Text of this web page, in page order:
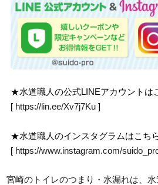
★水道職人の公式LINEアカウントは
[ https://lin.ee/Xv7j7Ku ]
★水道職人のインスタグラムはこち
[ https://www.instagram.com/
宮崎のトイレのつまり・水漏れは、